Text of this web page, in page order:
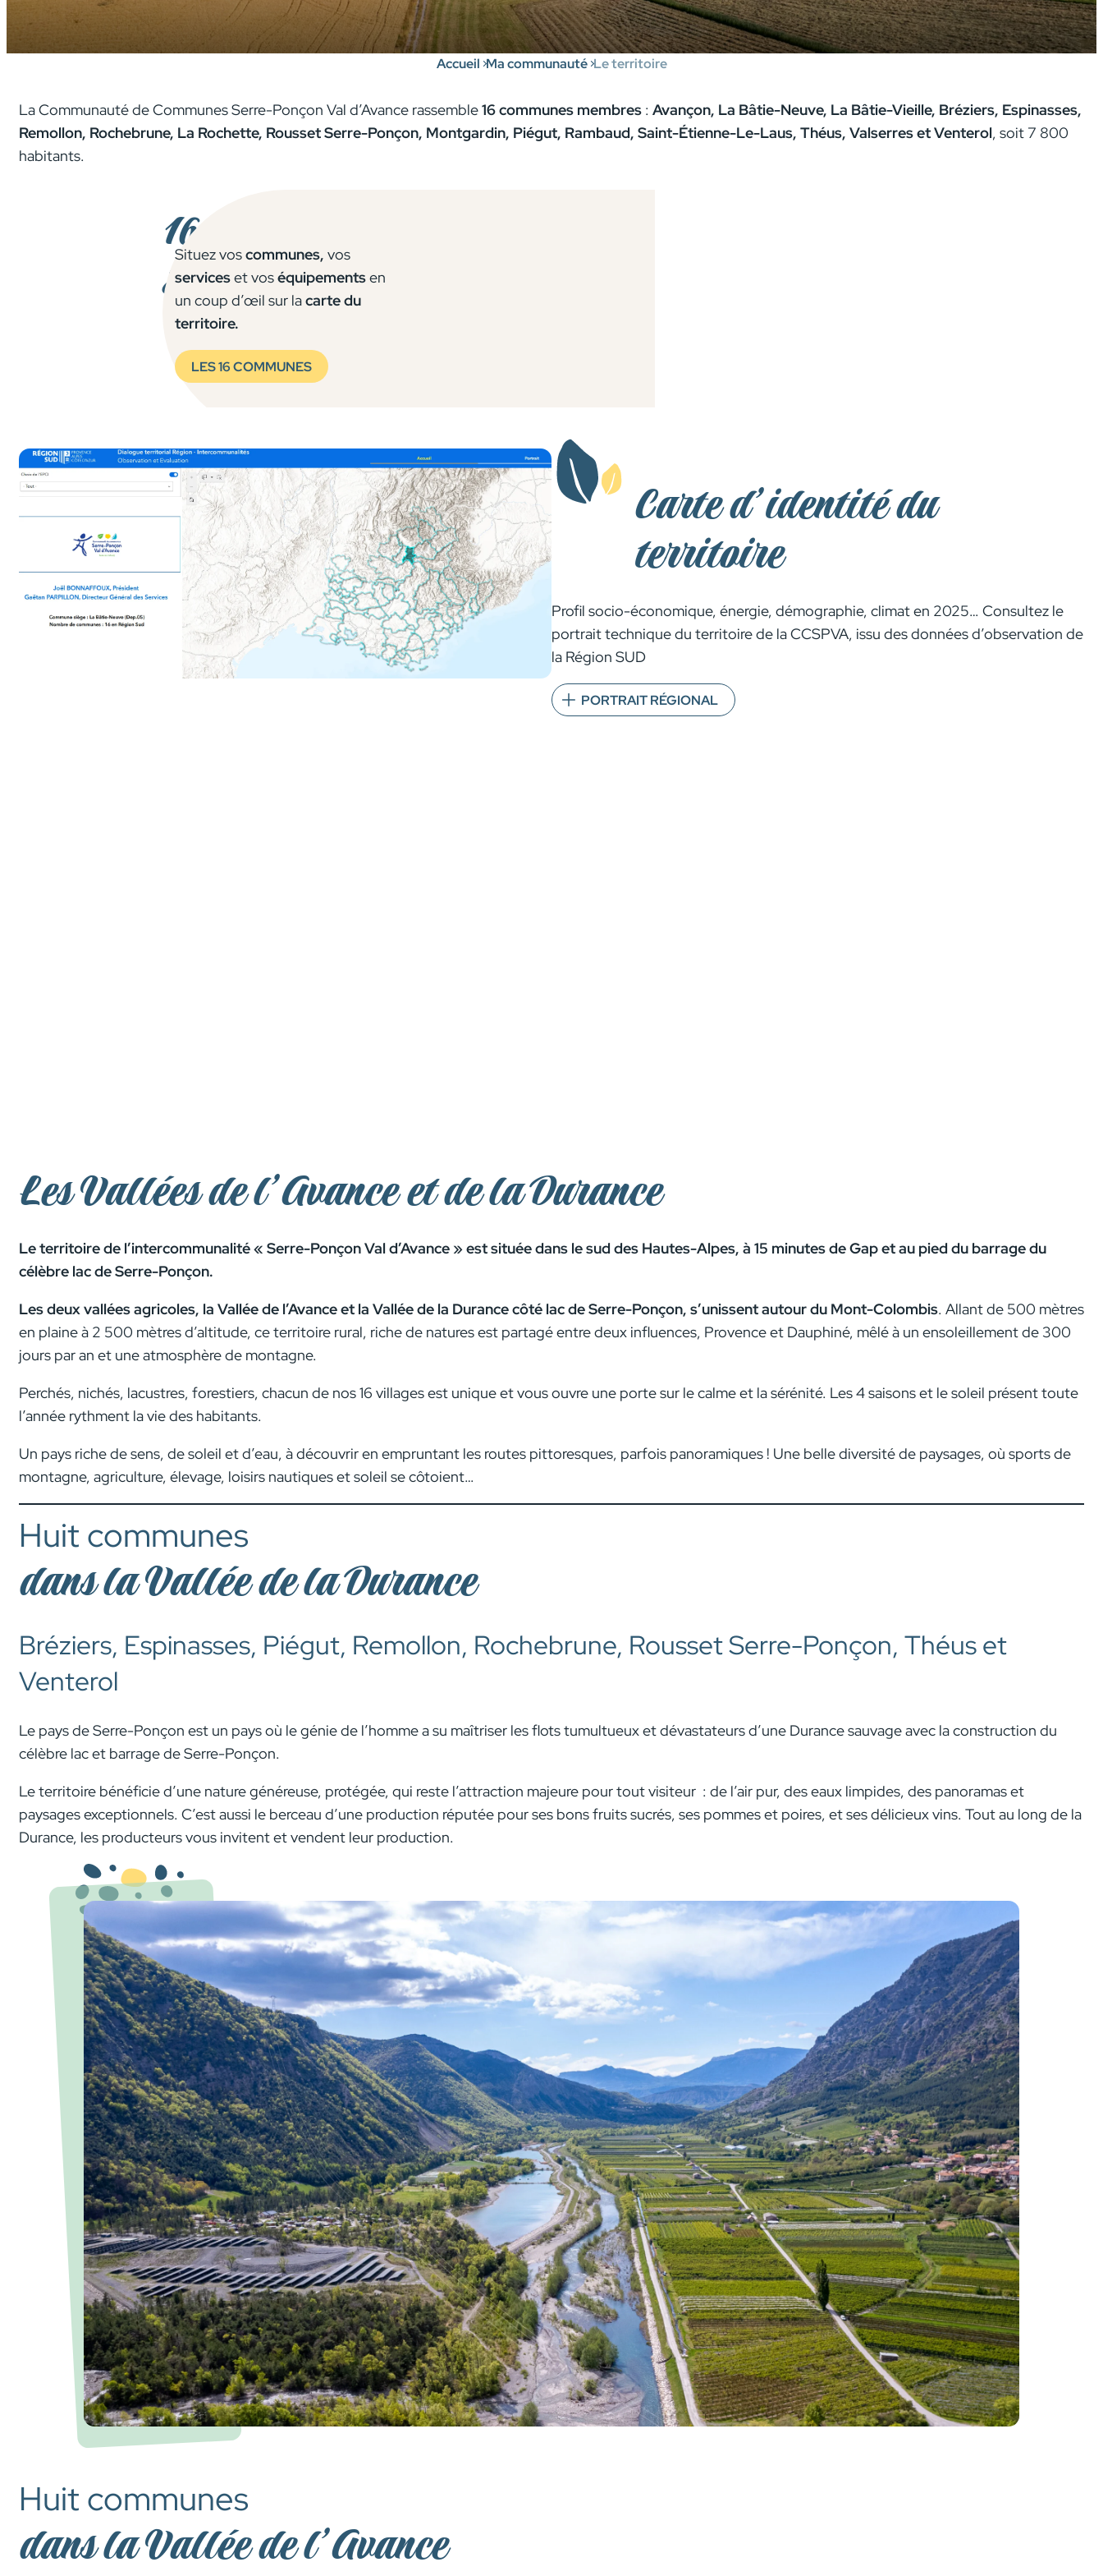
Accueil Ma communauté Le territoire
La Communauté de Communes Serre-Ponçon Val d’Avance rassemble16 communes membres : Avançon, La Bâtie-Neuve, La Bâtie-Vieille, Bréziers, Espinasses,
Remollon, Rochebrune, La Rochette, Rousset Serre-Ponçon, Montgardin, Piégut, Rambaud, Saint-Étienne-Le-Laus, Théus, Valserres et Venterol, soit 7 800
habitants.
16 communes
8 500 habitants
Situez voscommunes, vos
serviceset voséquipementsen
un coup d’œil sur lacarte du
territoire.
LES 16 COMMUNES
Carte d’identité du
territoire
Profil socio-économique, énergie, démographie, climat en 2025… Consultez le
portrait technique du territoire de la CCSPVA, issu des données d’observation de
la Région SUD
PORTRAIT RÉGIONAL
Les Vallées de l’Avance et de la Durance
Le territoire de l’intercommunalité « Serre-Ponçon Val d’Avance » est située dans le sud des Hautes-Alpes, à 15 minutes de Gap et au pied du barrage du
célèbre lac de Serre-Ponçon.
Les deux vallées agricoles, la Vallée de l’Avance et la Vallée de la Durance côté lac de Serre-Ponçon, s’unissent autour du Mont-Colombis. Allant de 500 mètres
en plaine à 2 500 mètres d’altitude, ce territoire rural, riche de natures est partagé entre deux influences, Provence et Dauphiné, mêlé à un ensoleillement de 300
jours par an et une atmosphère de montagne.
Perchés, nichés, lacustres, forestiers, chacun de nos 16 villages est unique et vous ouvre une porte sur le calme et la sérénité. Les 4 saisons et le soleil présent toute
l’année rythment la vie des habitants.
Un pays riche de sens, de soleil et d’eau, à découvrir en empruntant les routes pittoresques, parfois panoramiques ! Une belle diversité de paysages, où sports de
montagne, agriculture, élevage, loisirs nautiques et soleil se côtoient…
Huit communes
dans la Vallée de la Durance
Bréziers, Espinasses, Piégut, Remollon, Rochebrune, Rousset Serre-Ponçon, Théus et
Venterol
Le pays de Serre-Ponçon est un pays où le génie de l’homme a su maîtriser les flots tumultueux et dévastateurs d’une Durance sauvage avec la construction du
célèbre lac et barrage de Serre-Ponçon.
Le territoire bénéficie d’une nature généreuse, protégée, qui reste l’attraction majeure pour tout visiteur : de l’air pur, des eaux limpides, des panoramas et
paysages exceptionnels. C’est aussi le berceau d’une production réputée pour ses bons fruits sucrés, ses pommes et poires, et ses délicieux vins. Tout au long de la
Durance, les producteurs vous invitent et vendent leur production.
Huit communes
dans la Vallée de l’Avance